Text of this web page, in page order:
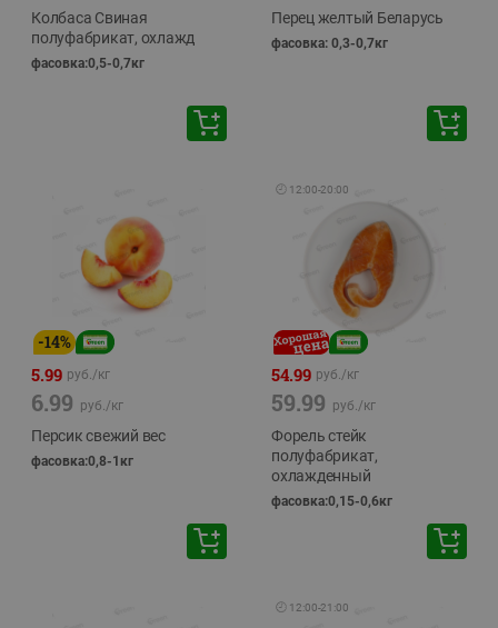
Колбаса Свиная
полуфабрикат, охлажд
фасовка:0,5-0,7кг
Перец желтый Беларусь
фасовка: 0,3-0,7кг
-14%
5.99 руб./кг
6.99 руб./кг
Персик свежий вес
фасовка:0,8-1кг
🕘 12:00-20:00
54.99 руб./кг
59.99 руб./кг
Форель стейк
полуфабрикат,
охлажденный
фасовка:0,15-0,6кг
🕘 12:00-21:00